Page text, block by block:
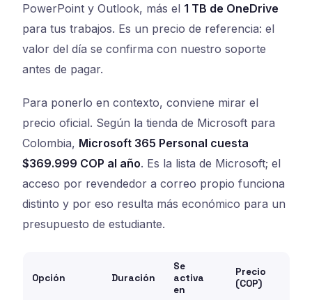
PowerPoint y Outlook, más el 1 TB de OneDrive
para tus trabajos. Es un precio de referencia: el
valor del día se confirma con nuestro soporte
antes de pagar.
Para ponerlo en contexto, conviene mirar el
precio oficial. Según la tienda de Microsoft para
Colombia, Microsoft 365 Personal cuesta
$369.999 COP al año. Es la lista de Microsoft; el
acceso por revendedor a correo propio funciona
distinto y por eso resulta más económico para un
presupuesto de estudiante.
Opción Duración
Se
activa
en
Precio
(COP)